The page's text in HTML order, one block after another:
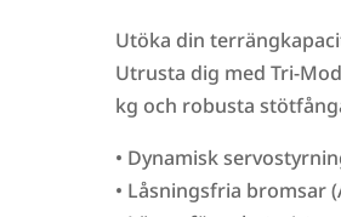
Utöka din
Utrusta dig med Tri-
kg och robusta
• Dynamisk
• Låsningsfria bromsar